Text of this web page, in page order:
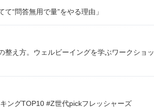
“問答無用で量”をやる理由」
え方。ウェルビーイングを学ぶワークショッ
ングTOP10 #Z世代pickフレッシャーズ